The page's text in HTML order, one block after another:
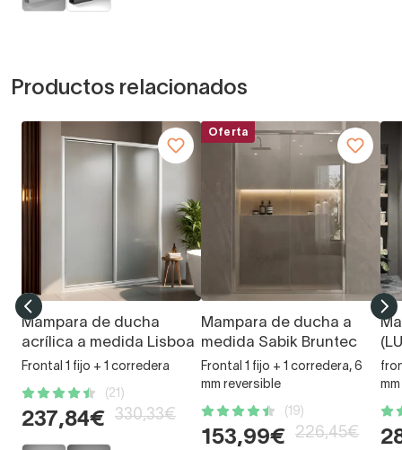
Productos relacionados
Mampara de ducha
acrílica a medida Lisboa
Frontal 1 fijo + 1 corredera
(21)
237,84€ 330,33€
Oferta
Mampara de ducha a
medida Sabik Bruntec
Frontal 1 fijo + 1 corredera, 6
mm reversible
(19)
153,99€ 226,45€
mm